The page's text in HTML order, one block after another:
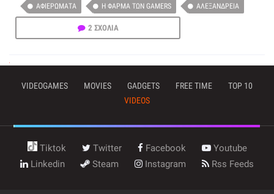
ΑΦΙΕΡΏΜΑΤΑ Η ΦΆΡΜΑ ΤΩΝ GAMERS ΑΛΕΞΆΝΔΡΕΙΑ
2 ΣΧΟΛΙΑ
VIDEOGAMES MOVIES GADGETS FREE TIME
TOP 10
VIDEOS
Tiktok Twitter Facebook
Youtube
Linkedin
Steam Instagram Rss Feeds